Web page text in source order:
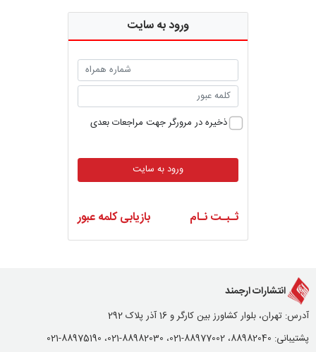
ورود به سایت
ذخیره در مرورگر جهت مراجعات بعدی
ورود به سایت
ثـبـت نـام بازیابی کلمه عبور
انتشارات ارجمند
آدرس: تهران، بلوار کشاورز بین کارگر و 16 آذر پلاک 292
پشتیبانی: 88982040، 88977002-021، 88982030-021، 88975190-021